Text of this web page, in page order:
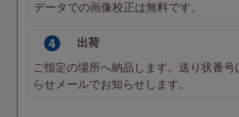
即納品カラーである、赤・紺・ダークブ
ご注文やコスト重視のシーンにも
データでの画像校正は無料です。
出荷
ご指定の場所へ納品します。送り状番
らせメールでお知らせします。